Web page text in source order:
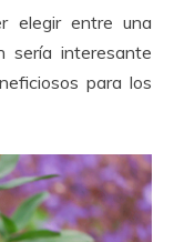
elegir entre una
sería interesante
para los